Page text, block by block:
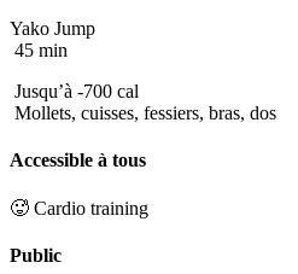
Yako Jump
45 min
Jusqu’à -700 cal
Mollets, cuisses, fessiers, bras, dos
Accessible à tous
🥵 Cardio training
Public